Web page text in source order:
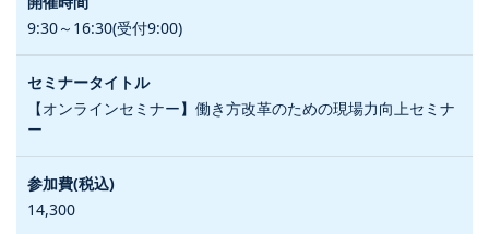
9:30～16:30(受付9:00)
【オンラインセミナー】働き方改革のための現場力向上セミナ
ー
14,300